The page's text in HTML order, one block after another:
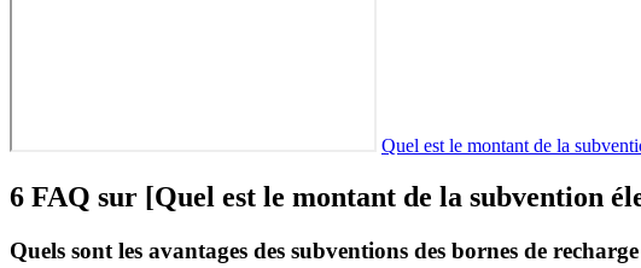
Quel est le montant de la
6 FAQ sur [Quel est le montant de la subvention
Quels sont les avantages des subventions des bornes de